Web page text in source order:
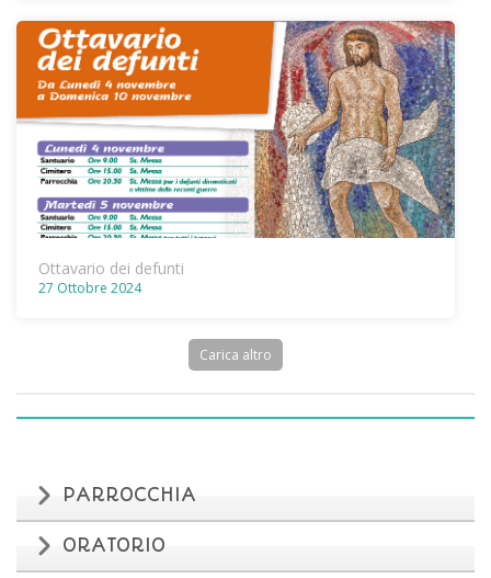
Ottavario dei defunti
27 Ottobre 2024
Carica altro
PARROCCHIA
ORATORIO